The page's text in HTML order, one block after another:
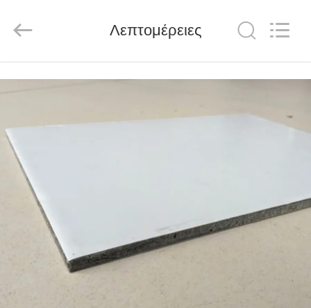
ΣΠΊΤΙ
ΠΡΟΪΌΝΤΑ
ΣΧΕΤΙΚΆ
ΜΕ
ΕΜΆΣ
ΠΕΡΙΟΔΕΊΑ
ΕΡΓΟΣΤΆΣΙΟ
Co.,
Reserved.
Λεπτομέρειες